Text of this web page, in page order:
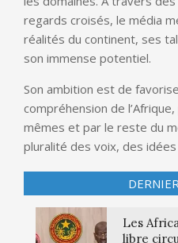
regards croisés, le média
réalités du continent, ses
son immense potentiel.
Son ambition est de
compréhension de
mêmes et par le reste du
pluralité des voix, des
Les
libre